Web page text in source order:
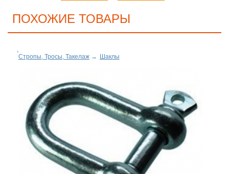
ПОХОЖИЕ ТОВАРЫ
Стропы, Тросы, Такелаж→ Шаклы